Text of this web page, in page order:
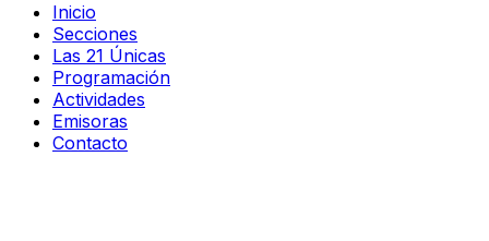
Inicio
Secciones
Las 21 Únicas
Programación
Actividades
Emisoras
Contacto